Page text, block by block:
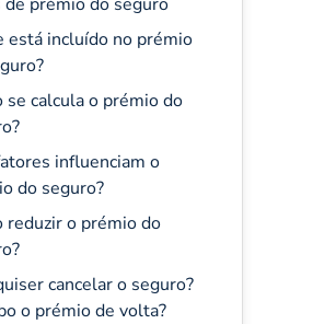
está incluído no prémio
se calcula o prémio do
influenciam o
do seguro?
reduzir o prémio do
cancelar o seguro?
o prémio de volta?